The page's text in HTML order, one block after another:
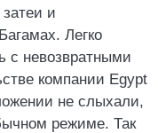
и
Легко
с невозвратными
компании Egypt
не слыхали,
режиме. Так